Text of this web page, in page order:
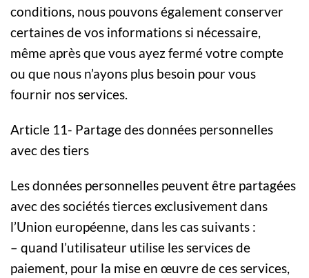
conditions, nous pouvons également conserver
certaines de vos informations si nécessaire,
même après que vous ayez fermé votre compte
ou que nous n’ayons plus besoin pour vous
fournir nos services.
Article 11- Partage des données personnelles
avec des tiers
Les données personnelles peuvent être partagées
avec des sociétés tierces exclusivement dans
l’Union européenne, dans les cas suivants :
– quand l’utilisateur utilise les services de
paiement, pour la mise en œuvre de ces services,